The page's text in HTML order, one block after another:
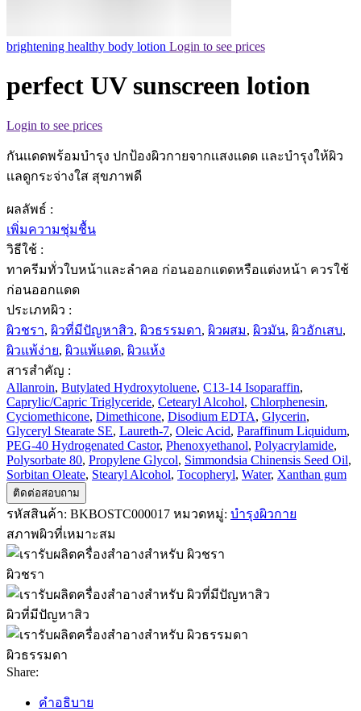
brightening healthy body lotion Login to see prices
perfect UV sunscreen lotion
Login to see prices
กันเเดดพร้อมบำรุง ปกป้องผิวกายจากเเสงเเดด เเละบำรุงให้ผิว
เเลดูกระจ่างใส สุขภาพดี
ผลลัพธ์ :
เพิ่มความชุ่มชื้น
วิธีใช้ :
ทาครีมทั่วใบหน้าและลำคอ ก่อนออกแดดหรือแต่งหน้า ควรใช้
ก่อนออกแดด
ประเภทผิว :
ผิวชรา, ผิวที่มีปัญหาสิว, ผิวธรรมดา, ผิวผสม, ผิวมัน, ผิวอักเสบ,
ผิวแพ้ง่าย, ผิวแพ้แดด, ผิวแห้ง
สารสำคัญ :
Allanroin, Butylated Hydroxytoluene, C13-14 Isoparaffin,
Caprylic/Capric Triglyceride, Cetearyl Alcohol, Chlorphenesin,
Cyciomethicone, Dimethicone, Disodium EDTA, Glycerin,
Glyceryl Stearate SE, Laureth-7, Oleic Acid, Paraffinum Liquidum,
PEG-40 Hydrogenated Castor, Phenoxyethanol, Polyacrylamide,
Polysorbate 80, Propylene Glycol, Simmondsia Chinensis Seed Oil,
Sorbitan Oleate, Stearyl Alcohol, Tocopheryl, Water, Xanthan gum
ติดต่อสอบถาม
รหัสสินค้า: BKBOSTC000017 หมวดหมู่: บำรุงผิวกาย
สภาพผิวที่เหมาะสม
ผิวชรา
ผิวที่มีปัญหาสิว
ผิวธรรมดา
Share:
คำอธิบาย